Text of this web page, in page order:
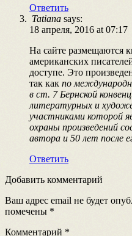
Ответить
Tatiana says:
18 апреля, 2016 at 07:17
На сайте размещаются
американских
доступе. Это
так как по
в ст. 7 Бернской
литературных и
участниками которой
охраны произведений
автора и 50 лет после
Ответить
Добавить комментарий
Ваш адрес email не будет
помечены *
Комментарий *